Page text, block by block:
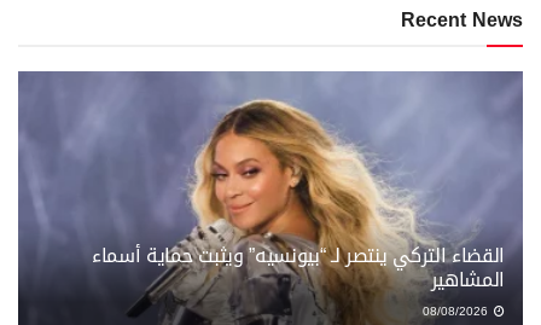
Recent News
القضاء التركي ينتصر لـ “بيونسيه” ويثبت حماية أسماء
المشاهير